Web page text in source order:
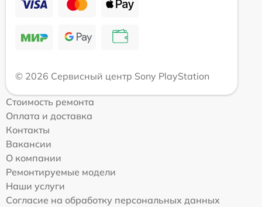
© 2026 Сервисный центр Sony PlayStation
Стоимость ремонта
Оплата и доставка
Контакты
Вакансии
О компании
Ремонтируемые модели
Наши услуги
Согласие на обработку персональных данных